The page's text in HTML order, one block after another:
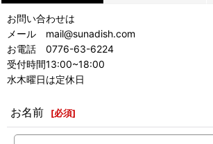
お問い合わせは
メール mail@sunadish.com
お電話 0776-63-6224
受付時間13:00~18:00
水木曜日は定休日
お名前 [必須]